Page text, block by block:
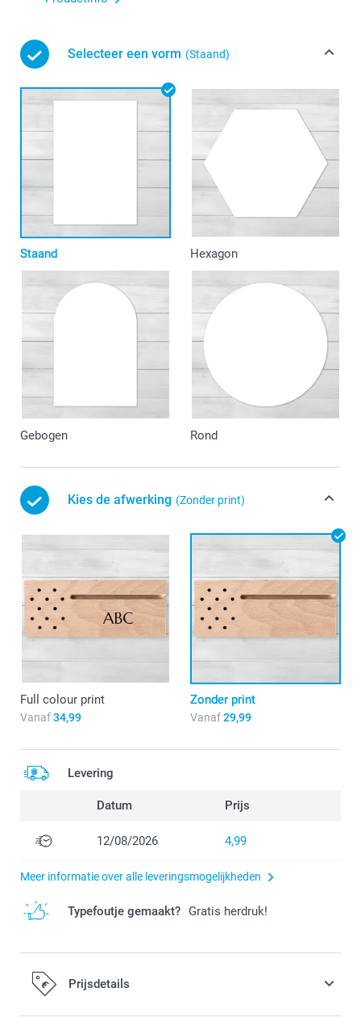
Selecteer een vorm (Staand)
Staand Hexagon
Gebogen Rond
Kies de afwerking (Zonder print)
Full colour print
Vanaf34,99
Zonder print
Vanaf29,99
Levering
Datum Prijs
12/08/2026 4,99
Meer informatie over alle leveringsmogelijkheden
Typefoutje gemaakt? Gratis herdruk!
Prijsdetails